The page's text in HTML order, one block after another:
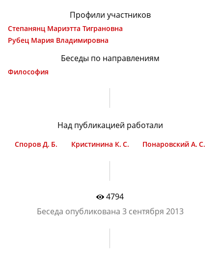
Профили участников
Степанянц Мариэтта Тиграновна
Рубец Мария Владимировна
Беседы по направлениям
Философия
Над публикацией работали
Споров Д. Б. Кристинина К. С. Понаровский А. С.
4794
Беседа опубликована 3 сентября 2013